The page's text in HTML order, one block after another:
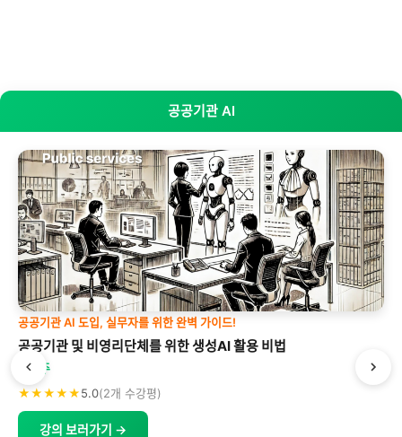
공공기관 AI
공공기관 AI 도입, 실무자를 위한 완벽 가이드!
공공기관 및 비영리단체를 위한 생성AI 활용 비법
박형주
★★★★★5.0(2개 수강평)
강의 보러가기 →